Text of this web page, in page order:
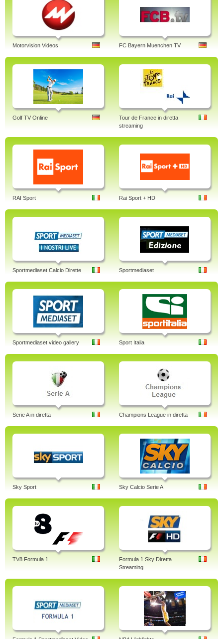
Motorvision Videos FC Bayern Muenchen TV
Golf TV Online
Tour de France in diretta
streaming
RAI Sport Rai Sport + HD
Sportmediaset Calcio Dirette Sportmediaset
Sportmediaset video gallery Sport Italia
Serie A in diretta Champions League in diretta
Sky Sport Sky Calcio Serie A
TV8 Formula 1
Formula 1 Sky Diretta
Streaming